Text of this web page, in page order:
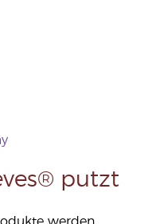
putzt